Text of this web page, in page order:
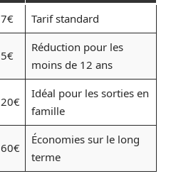
7€
Tarif standard
5€
Réduction pour les
moins de 12 ans
20€
Idéal pour les sorties en
famille
60€
Économies sur le long
terme